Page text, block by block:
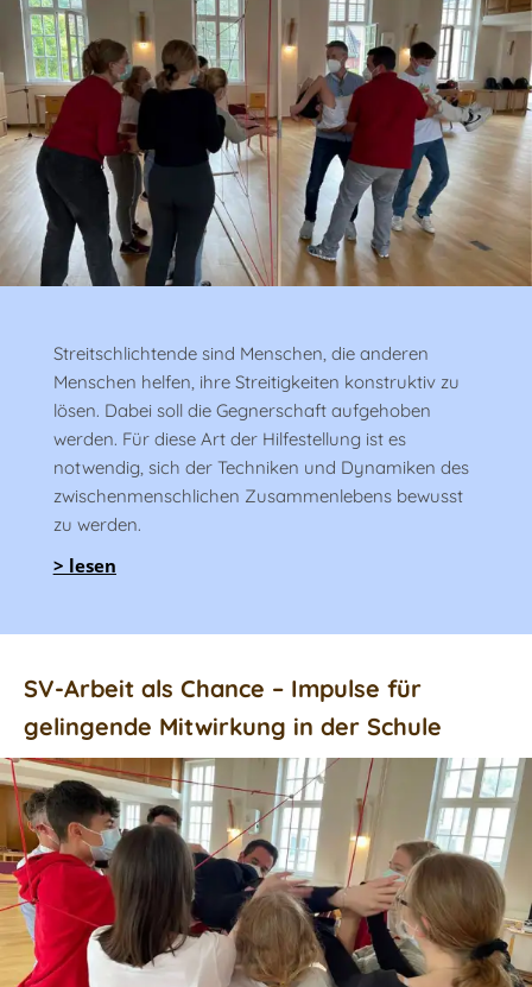
Streitschlichtende sind Menschen, die anderen
Menschen helfen, ihre Streitigkeiten konstruktiv zu
lösen. Dabei soll die Gegnerschaft aufgehoben
werden. Für diese Art der Hilfestellung ist es
notwendig, sich der Techniken und Dynamiken des
zwischenmenschlichen Zusammenlebens bewusst
zu werden.
> lesen
SV-Arbeit als Chance – Impulse für
gelingende Mitwirkung in der Schule